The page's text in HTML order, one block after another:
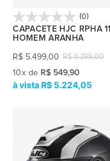
(0)
CAPACETE HJC RPHA 11
HOMEM ARANHA
R$ 6.399,00
R$ 5.499,00
10x de R$ 549,90
R$ 5.224,05